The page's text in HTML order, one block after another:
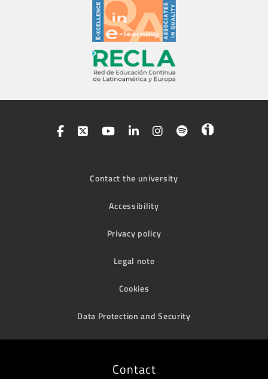
Contact the university
Accessibility
Privacy policy
Legal note
Cookies
Data Protection and Security
Contact